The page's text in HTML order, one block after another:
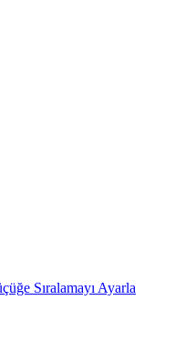
Sıralamayı Ayarla